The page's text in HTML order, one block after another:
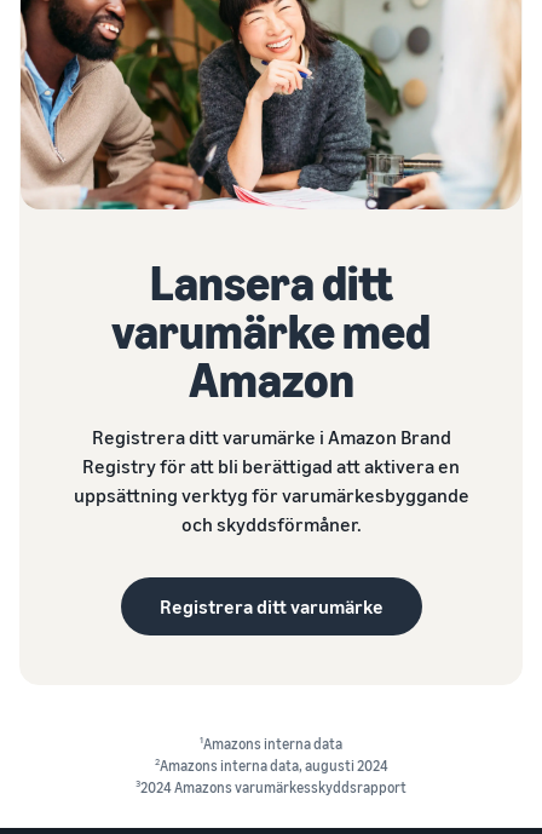
Lansera ditt
varumärke med
Amazon
Registrera ditt varumärke i Amazon Brand
Registry för att bli berättigad att aktivera en
uppsättning verktyg för varumärkesbyggande
och skyddsförmåner.
Registrera ditt varumärke
1Amazons interna data
2Amazons interna data, augusti 2024
32024 Amazons varumärkesskyddsrapport